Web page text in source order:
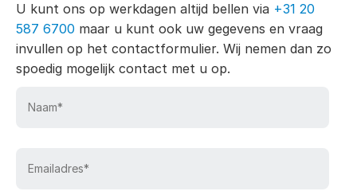
U kunt ons op werkdagen altijd bellen via +31 20
587 6700 maar u kunt ook uw gegevens en vraag
invullen op het contactformulier. Wij nemen dan zo
spoedig mogelijk contact met u op.